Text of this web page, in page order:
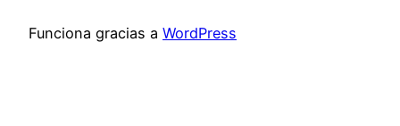
Funciona gracias a WordPress